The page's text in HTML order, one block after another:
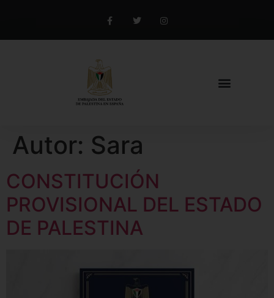
Autor: Sara
CONSTITUCIÓN
PROVISIONAL DEL ESTADO
DE PALESTINA